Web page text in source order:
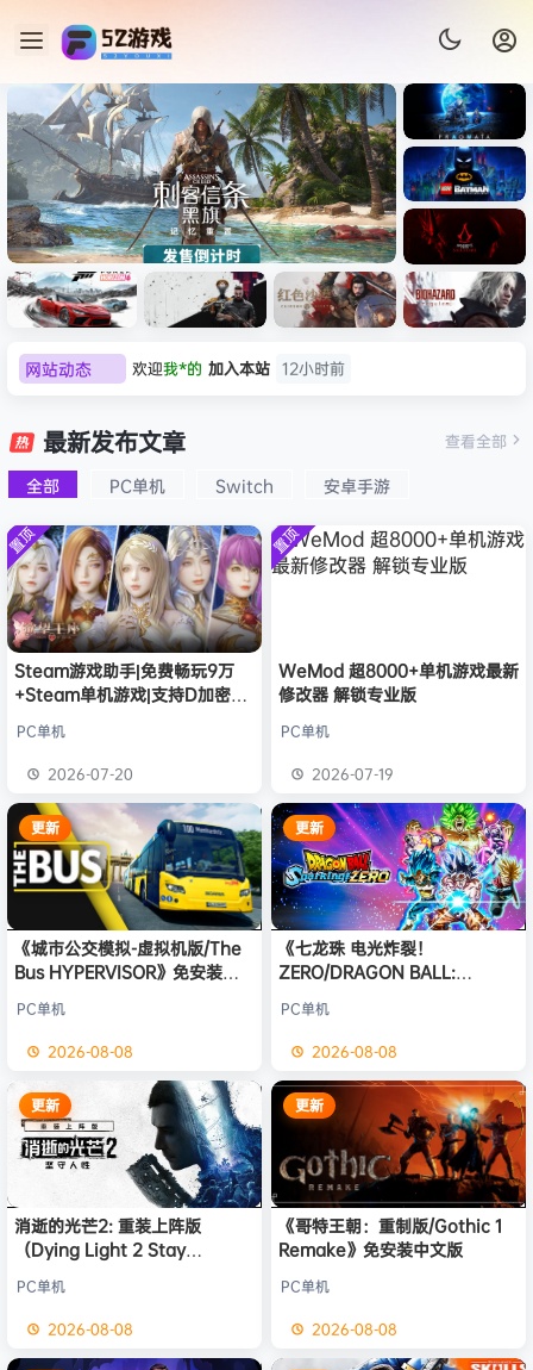
虚拟机版/Assassin’s Creed
HYPERVISOR》免安装中文
版
《识质存
在/PRAG
MATA》
免安装中
文版
《乐高蝙
蝠侠：黑
暗骑士之
Dark
Creed
拟机
速：地平
线
6（Forza
Horizon
6）免安装
中文版
心/Atomi
c
Heart》
文版
n Desert
HYPERVI
SOR）免
安装中文
版
9：安魂
Requiem
）免安装
中文版
网站动态 欢迎D****Z 加入本站 8月7日
e******i
欢迎Q*H
欢迎e******i 加入本站
8月6日
欢迎普洱 加入本站 8月6日
欢迎0**3 加入本站
8月6日
欢迎c***s 加入本站
欢迎V****y 加入本站
欢迎兔**** 加入本站 3小时前
欢迎q********6 加入本站
6小时前
64 点积分
12小时前
最新发布文章
全部 PC单机 Switch 安卓手游
查看全部
置顶
Steam游戏助手|免费畅玩9万
+Steam单机游戏|支持D加密以
PC单机
2026-07-20
置顶
WeMod 超8000+单机游戏最新
修改器 解锁专业版
PC单机
2026-07-19
更新
《城市公交模拟-虚拟机版/The
Bus HYPERVISOR》免安装中
PC单机
2026-08-08
更新
《七龙珠 电光炸裂！
ZERO/DRAGON BALL:
版
PC单机
2026-08-08
更新
消逝的光芒2: 重装上阵版
（Dying Light 2 Stay
免安装中文版
PC单机
2026-08-08
更新
《哥特王朝：重制版/Gothic 1
Remake》免安装中文版
PC单机
2026-08-08